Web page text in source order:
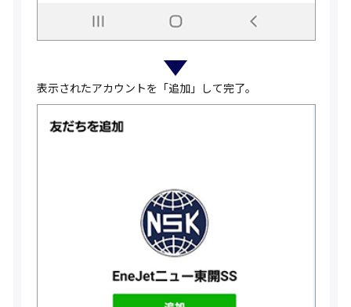
表示されたアカウントを「追加」して完了。